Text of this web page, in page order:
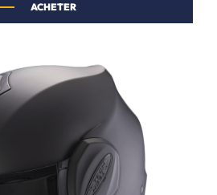
ACHETER